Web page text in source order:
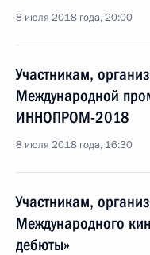
8 июля 2018 года, 20:00
Участникам,
Международной
ИННОПРОМ-2018
8 июля 2018 года, 16:30
Участникам,
Международного
дебюты»